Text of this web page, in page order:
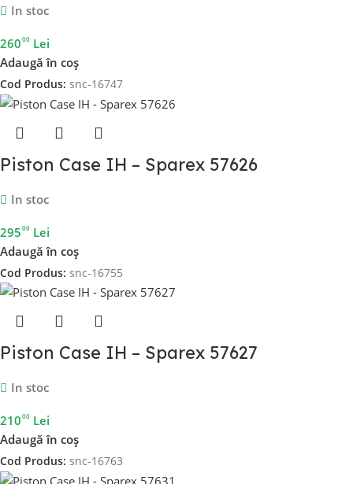
In stoc
26000 Lei
Adaugă în coș
Cod Produs: snc-16747
Piston Case IH – Sparex 57626
In stoc
29500 Lei
Adaugă în coș
Cod Produs: snc-16755
Piston Case IH – Sparex 57627
In stoc
21000 Lei
Adaugă în coș
Cod Produs: snc-16763